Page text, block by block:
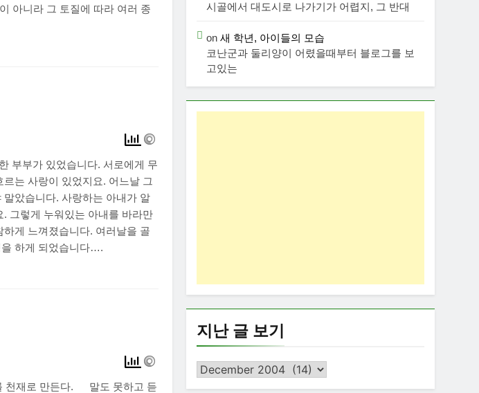
아니라 그 토질에 따라 여러 종
부부가 있었습니다. 서로에게 무
는 사랑이 있었지요. 어느날 그
았습니다. 사랑하는 아내가 알
그렇게 누워있는 아내를 바라만
게 느껴졌습니다. 여러날을 골
을 하게 되었습니다….
천재로 만든다. 말도 못하고 듣
시골에서 대도시로 나가기가 어렵지, 그 반대
on 새 학년, 아이들의 모습
코난군과 둘리양이 어렸을때부터 블로그를 보
고있는
지난 글 보기
지